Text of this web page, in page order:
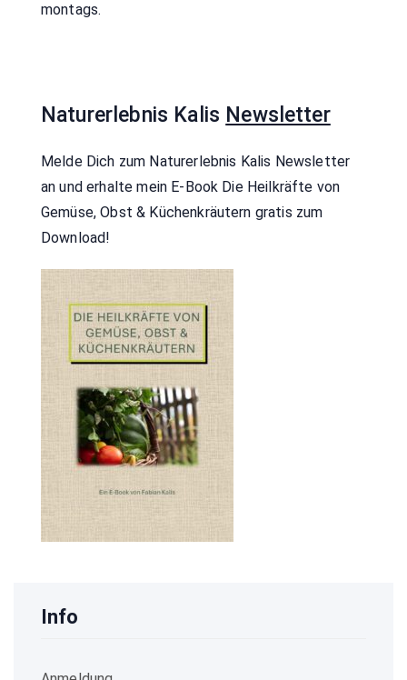
montags.
Naturerlebnis Kalis Newsletter
Melde Dich zum Naturerlebnis Kalis Newsletter
an und erhalte mein E-Book Die Heilkräfte von
Gemüse, Obst & Küchenkräutern gratis zum
Download!
Info